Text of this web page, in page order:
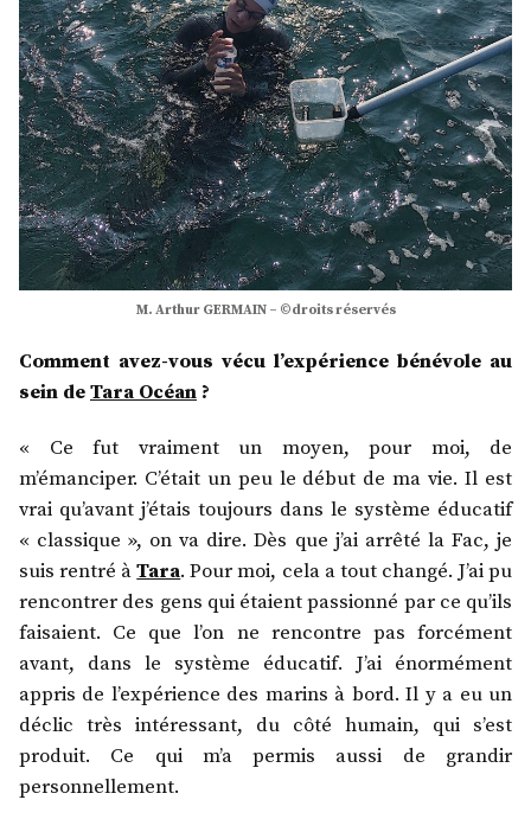
M. Arthur GERMAIN – ©droits réservés
Comment avez-vous vécu l’expérience bénévole au
sein deTara Océan ?
« Ce fut vraiment un moyen, pour moi, de
m’émanciper. C’était un peu le début de ma vie. Il est
vrai qu’avant j’étais toujours dans le système éducatif
« classique », on va dire. Dès que j’ai arrêté la Fac, je
suis rentré àTara. Pour moi, cela a tout changé. J’ai pu
rencontrer des gens qui étaient passionné par ce qu’ils
faisaient. Ce que l’on ne rencontre pas forcément
avant, dans le système éducatif. J’ai énormément
appris de l’expérience des marins à bord. Il y a eu un
déclic très intéressant, du côté humain, qui s’est
produit. Ce qui m’a permis aussi de grandir
personnellement.